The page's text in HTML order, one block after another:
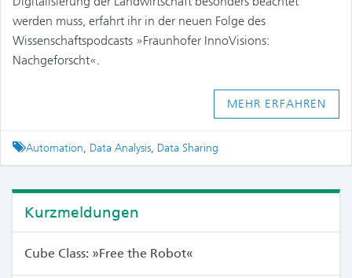
werden muss, erfahrt ihr in der neuen Folge des
Wissenschaftspodcasts »Fraunhofer InnoVisions:
Nachgeforscht«.
MEHR ERFAHREN
Tagged
Automation, Data Analysis, Data Sharing
Kurzmeldungen
Cube Class: »Free the Robot«